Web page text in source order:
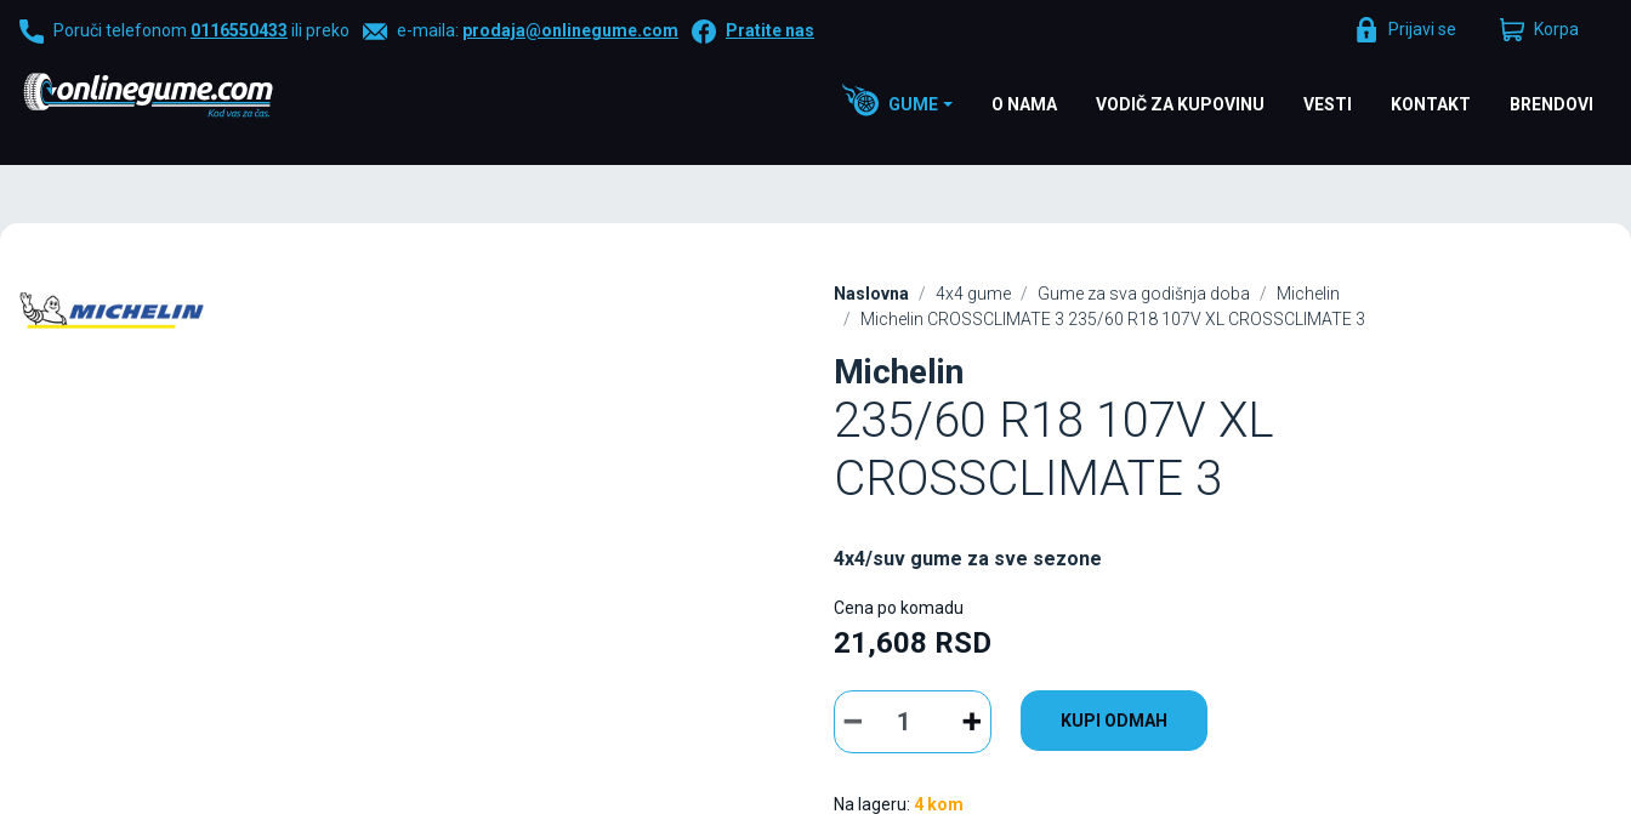
Poruči telefonom 0116550433 ili preko e-maila: prodaja@onlinegume.com Pratite nas Prijavi se Korpa
GUME O NAMA VODIČ ZA KUPOVINU VESTI KONTAKT BRENDOVI
Naslovna 4x4 gume Gume za sva godišnja doba
Michelin
Michelin CROSSCLIMATE 3 235/60 R18 107V XL CROSSCLIMATE 3
Michelin
235/60 R18 107V XL
CROSSCLIMATE 3
4x4/suv gume za sve sezone
Cena po komadu
21,608 RSD
KUPI ODMAH
Na lageru: 4 kom